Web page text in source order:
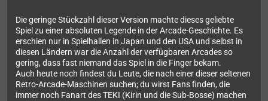
Die geringe Stückzahl dieser Version machte dieses geliebte
Spiel zu einer absoluten Legende in der Arcade-Geschichte. Es
erschien nur in Spielhallen in Japan und den USA und selbst in
diesen Ländern war die Anzahl der verfügbaren Arcades so
gering, dass fast niemand das Spiel in die Finger bekam.
Auch heute noch findest du Leute, die nach einer dieser seltenen
Retro-Arcade-Maschinen suchen; du wirst Fans finden, die
immer noch Fanart des TEKI (Kirin und die Sub-Bosse) machen